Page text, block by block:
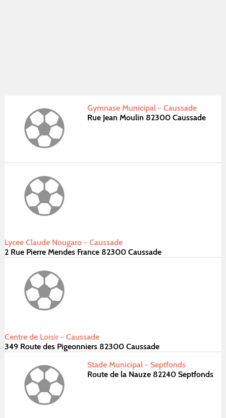
Gymnase Municipal - Caussade
Rue Jean Moulin 82300 Caussade
Lycee Claude Nougaro - Caussade
2 Rue Pierre Mendes France 82300 Caussade
Centre de Loisir - Caussade
349 Route des Pigeonniers 82300 Caussade
Stade Municipal - Septfonds
Route de la Nauze 82240 Septfonds